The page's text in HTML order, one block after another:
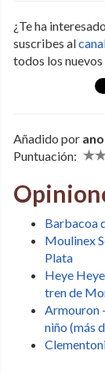
¿Te ha
suscribes al
todos los
Añadido por
Puntuación:
Barbacoa
Moulinex
Plata
Heye
tren de
Armouron
niño (más